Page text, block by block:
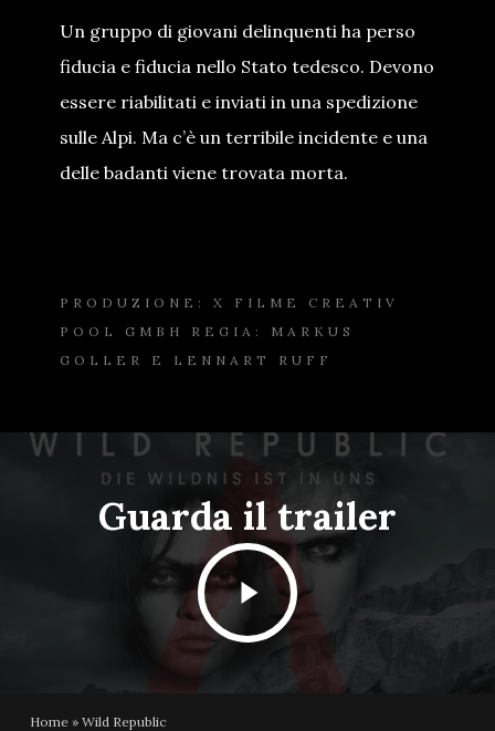
Un gruppo di giovani delinquenti ha perso
fiducia e fiducia nello Stato tedesco. Devono
essere riabilitati e inviati in una spedizione
sulle Alpi. Ma c’è un terribile incidente e una
delle badanti viene trovata morta.
PRODUZIONE: X FILME CREATIV
POOL GMBH REGIA: MARKUS
GOLLER E LENNART RUFF
Guarda il trailer
Play
Video
Home» Wild Republic